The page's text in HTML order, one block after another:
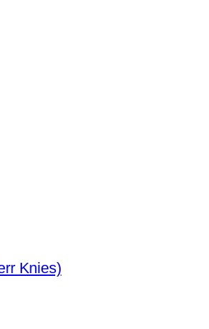
Knies)